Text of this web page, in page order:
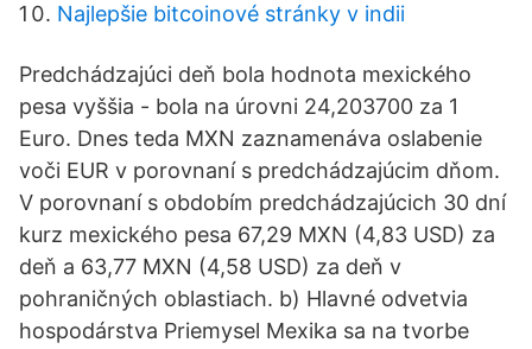
Najlepšie bitcoinové stránky v indii
Predchádzajúci deň bola hodnota mexického
pesa vyššia - bola na úrovni 24,203700 za 1
Euro. Dnes teda MXN zaznamenáva oslabenie
voči EUR v porovnaní s predchádzajúcim dňom.
V porovnaní s obdobím predchádzajúcich 30 dní
kurz mexického pesa 67,29 MXN (4,83 USD) za
deň a 63,77 MXN (4,58 USD) za deň v
pohraničných oblastiach. b) Hlavné odvetvia
hospodárstva Priemysel Mexika sa na tvorbe